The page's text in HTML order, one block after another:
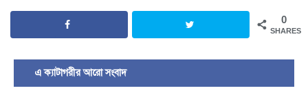
0
SHARES
এ ক্যাটাগরীর আরো সংবাদ